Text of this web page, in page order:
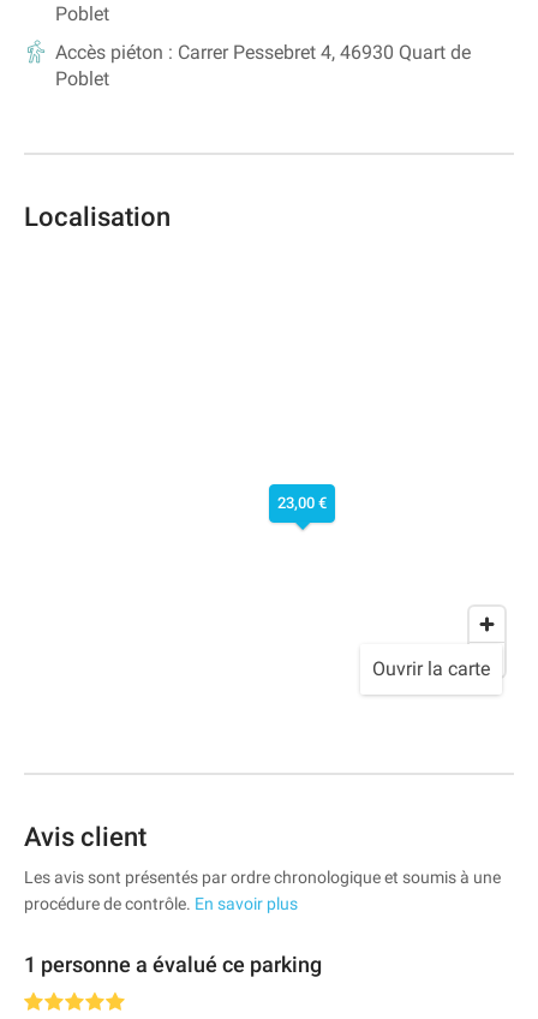
Poblet
Accès piéton : Carrer Pessebret 4, 46930 Quart de
Poblet
Localisation
23,00 €
Ouvrir la carte
Avis client
Les avis sont présentés par ordre chronologique et soumis à une
procédure de contrôle. En savoir plus
1 personne a évalué ce parking